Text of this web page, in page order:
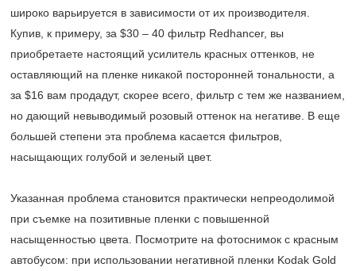
широко варьируется в зависимости от их производителя.
Купив, к примеру, за $30 – 40 фильтр Redhancer, вы
приобретаете настоящий усилитель красных оттенков, не
оставляющий на пленке никакой посторонней тональности, а
за $16 вам продадут, скорее всего, фильтр с тем же названием,
но дающий невыводимый розовый оттенок на негативе. В еще
большей степени эта проблема касается фильтров,
насыщающих голубой и зеленый цвет.
Указанная проблема становится практически непреодолимой
при съемке на позитивные пленки с повышенной
насыщенностью цвета. Посмотрите на фотоснимок с красным
автобусом: при использовании негативной пленки Kodak Gold